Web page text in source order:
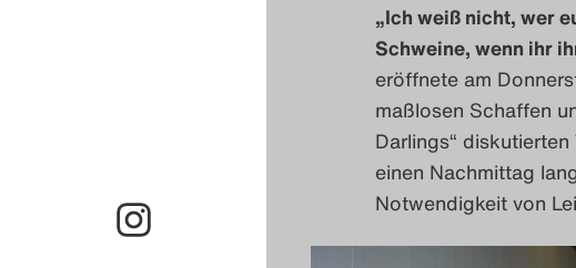
„Ich weiß nicht, wer
Schweine, wenn ihr
eröffnete am
maßlosen Schaffen
Darlings“
einen Nachmittag
Notwendigkeit von